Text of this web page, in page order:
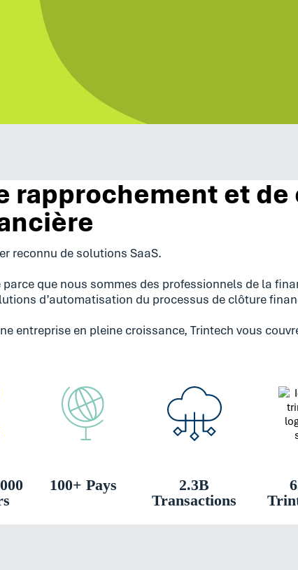
rapprochement et
reconnu de solutions SaaS.
que nous sommes des professionnels de la
d’automatisation du processus de clôture
entreprise en pleine croissance, Trintech vous
100+ Pays
2.3B
Transactions